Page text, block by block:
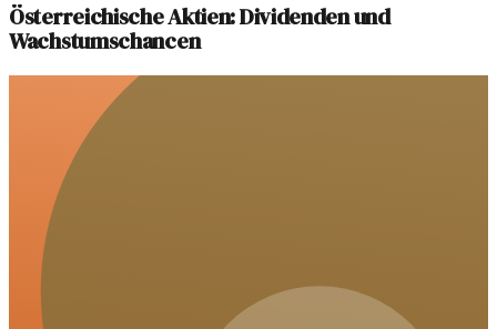
Österreichische Aktien: Dividenden und
Wachstumschancen